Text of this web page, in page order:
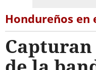
Hondureños en